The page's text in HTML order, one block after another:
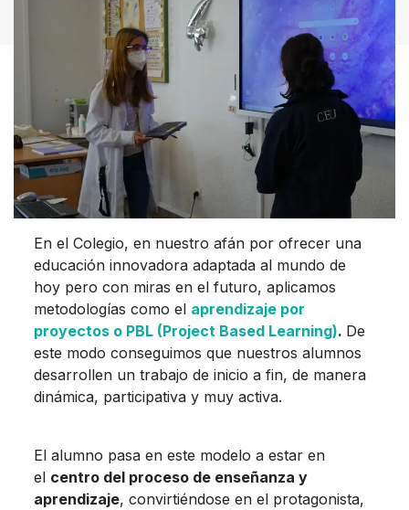
En el Colegio, en nuestro afán por ofrecer una
educación innovadora adaptada al mundo de
hoy pero con miras en el futuro, aplicamos
metodologías como el aprendizaje por
proyectos o PBL (Project Based Learning). De
este modo conseguimos que nuestros alumnos
desarrollen un trabajo de inicio a fin, de manera
dinámica, participativa y muy activa.
El alumno pasa en este modelo a estar en
el centro del proceso de enseñanza y
aprendizaje, convirtiéndose en el protagonista,